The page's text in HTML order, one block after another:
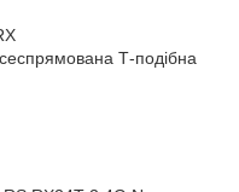
Т-подібна